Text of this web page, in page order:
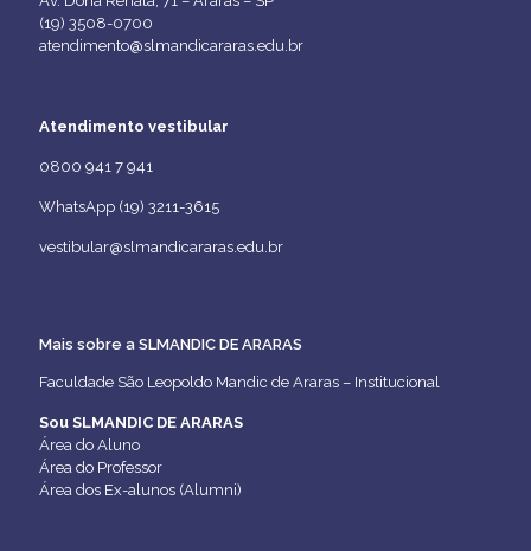
(19) 3508-0700
atendimento@slmandicararas.edu.br
Atendimento vestibular
0800 941 7 941
WhatsApp (19) 3211-3615
vestibular@slmandicararas.edu.br
Mais sobre a SLMANDIC DE ARARAS
Faculdade São Leopoldo Mandic de Araras – Institucional
Sou SLMANDIC DE ARARAS
Área do Aluno
Área do Professor
Área dos Ex-alunos (Alumni)